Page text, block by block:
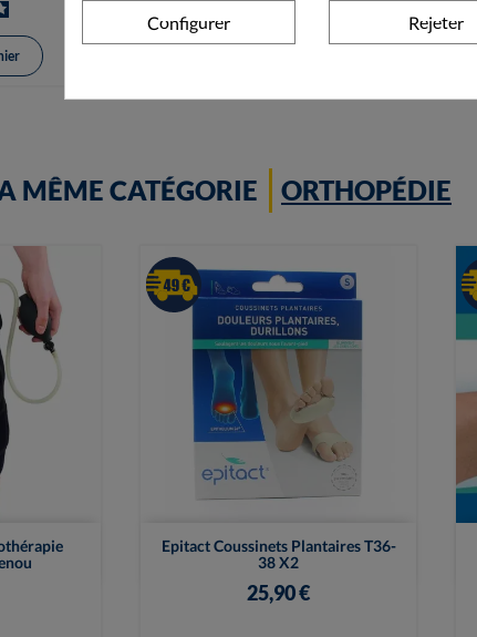
MÊME CATÉGORIE ORTHOPÉDIE
Epitact Coussinets Plantaires T36-
38 X2
25,90 €
Vue rapide
Configurer Rejeter